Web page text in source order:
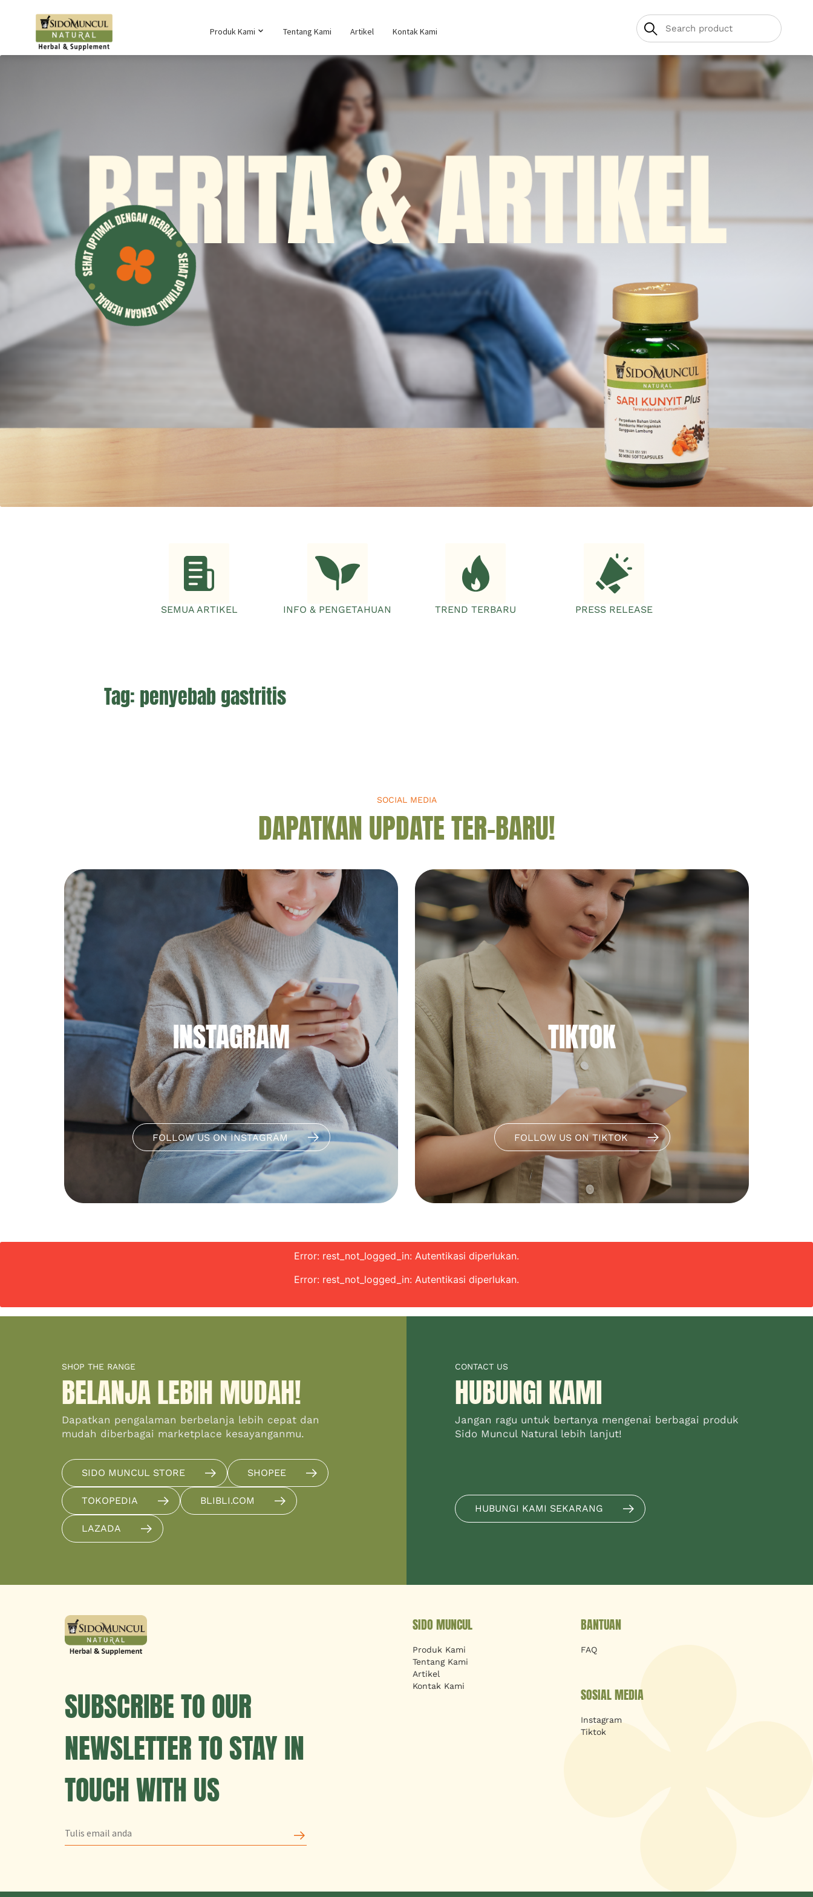
Produk Kami Tentang Kami Artikel Kontak Kami
SEMUA ARTIKEL INFO & PENGETAHUAN TREND TERBARU PRESS RELEASE
Tag: penyebab gastritis
SOCIAL MEDIA
DAPATKAN UPDATE TER-BARU!
INSTAGRAM
FOLLOW US ON INSTAGRAM
TIKTOK
FOLLOW US ON TIKTOK
Error: rest_not_logged_in: Autentikasi diperlukan.
Error: rest_not_logged_in: Autentikasi diperlukan.
SHOP THE RANGE
BELANJA LEBIH MUDAH!
Dapatkan pengalaman berbelanja lebih cepat dan
mudah diberbagai marketplace kesayanganmu.
SIDO MUNCUL STORE SHOPEE
TOKOPEDIA BLIBLI.COM
LAZADA
CONTACT US
HUBUNGI KAMI
Jangan ragu untuk bertanya mengenai berbagai produk
Sido Muncul Natural lebih lanjut!
HUBUNGI KAMI SEKARANG
SUBSCRIBE TO OUR
NEWSLETTER TO STAY IN
TOUCH WITH US
SIDO MUNCUL
Produk Kami
Tentang Kami
Artikel
Kontak Kami
BANTUAN
FAQ
SOSIAL MEDIA
Instagram
Tiktok